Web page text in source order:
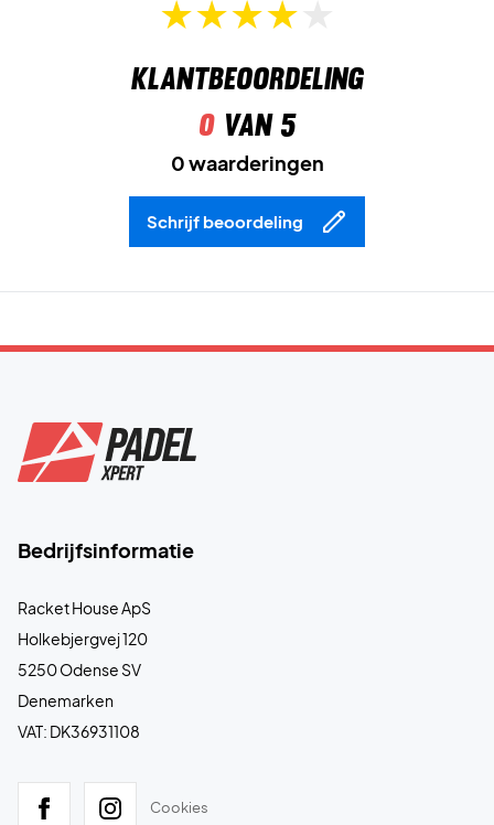
die de schoen en de voet beschermt – ideaal voor spelers
gemaakt van kleine luchtcellen die schokken effectief
absorberen en voor een veerkrachtig gevoel zorgen bij
3D-TPU Midfoot Shankis een ventilerende antitorenplaat
Cooling Systemis een geïntegreerd ventilatiesysteem in
de middenvoet, dat zorgt voor een optimale luchtcirculatie
Pro 1.5 Padel White/Black
Kleur:
Wit en zwart.
Klantbeoordeling
0van 5
0 waarderingen
Schrijf beoordeling
Bedrijfsinformatie
Racket House ApS
Holkebjergvej 120
5250 Odense SV
Denemarken
VAT: DK36931108
Cookies